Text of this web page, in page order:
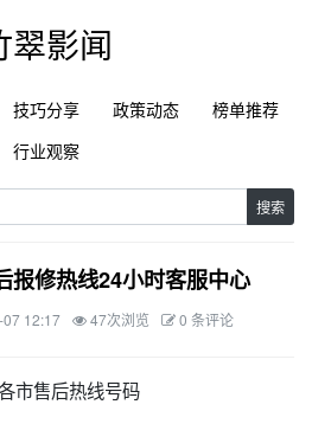
翠影闻
技巧分享 政策动态
榜单推荐
行业观察
搜索
报修热线24小时客服中心
12:17 47次浏览 0 条评论
市售后热线号码